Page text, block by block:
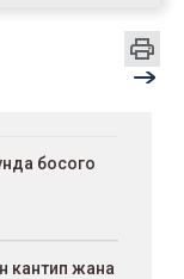
босого
кантип жана